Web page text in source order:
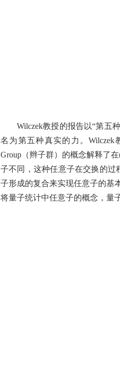
Wilczek教授的报告以“第五
名为第五种真实的力。
Group（辫子群）的概念解释了
子不同，这种任意子在交换的过
子形成的复合来实现任意子的基
将量子统计中任意子的概念，量